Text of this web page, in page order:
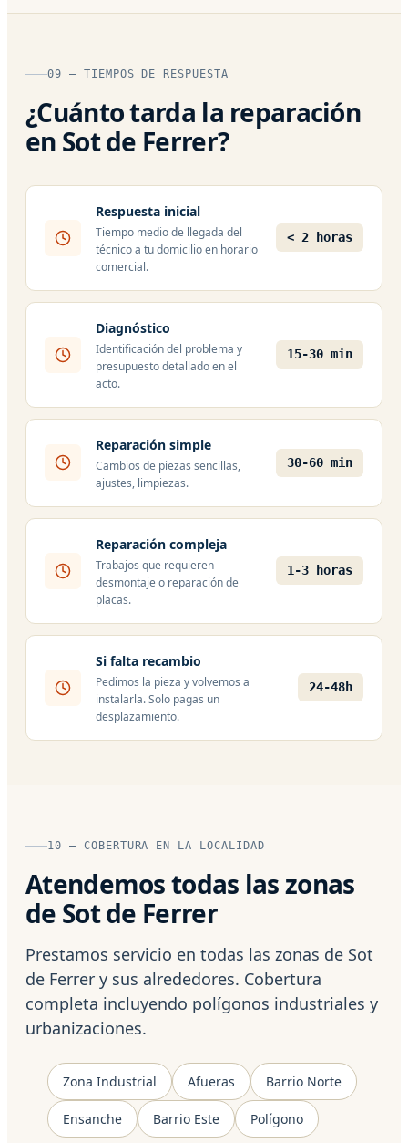
09 — TIEMPOS DE RESPUESTA
¿Cuánto tarda la reparación
en Sot de Ferrer?
Respuesta inicial
Tiempo medio de llegada del
técnico a tu domicilio en horario
comercial.
< 2 horas
Diagnóstico
Identificación del problema y
presupuesto detallado en el
acto.
15-30 min
Reparación simple
Cambios de piezas sencillas,
ajustes, limpiezas.
30-60 min
Reparación compleja
Trabajos que requieren
desmontaje o reparación de
placas.
1-3 horas
Si falta recambio
Pedimos la pieza y volvemos a
instalarla. Solo pagas un
desplazamiento.
24-48h
10 — COBERTURA EN LA LOCALIDAD
Atendemos todas las zonas
de Sot de Ferrer
Prestamos servicio en todas las zonas de Sot
de Ferrer y sus alrededores. Cobertura
completa incluyendo polígonos industriales y
urbanizaciones.
Zona Industrial Afueras Barrio Norte
Ensanche Barrio Este Polígono